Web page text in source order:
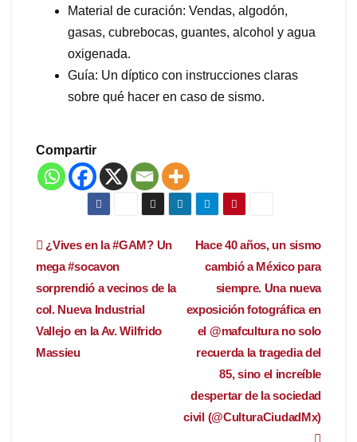
Material de curación: Vendas, algodón,
gasas, cubrebocas, guantes, alcohol y agua
oxigenada.
Guía: Un díptico con instrucciones claras
sobre qué hacer en caso de sismo.
Compartir
Navegación
de
entradas
Hace 40 años, un sismo
cambió a México para
siempre. Una nueva
exposición fotográfica en
el @mafcultura no solo
recuerda la tragedia del
85, sino el increíble
despertar de la sociedad
civil (@CulturaCiudadMx)
¿Vives en la #GAM? Un
mega #socavon
sorprendió a vecinos de la
col. Nueva Industrial
Vallejo en la Av. Wilfrido
Massieu